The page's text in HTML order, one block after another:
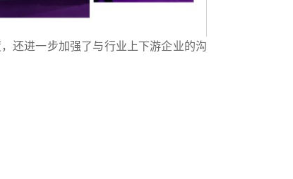
还进一步加强了与行业上下游企业的沟